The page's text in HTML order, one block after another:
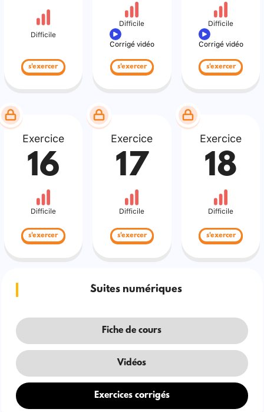
Difficile
s'exercer
Difficile
Corrigé vidéo
s'exercer
Difficile
Corrigé vidéo
s'exercer
Exercice
16
Difficile
s'exercer
Exercice
17
Difficile
s'exercer
Exercice
18
Difficile
s'exercer
Suites numériques
Fiche de cours
Vidéos
Exercices corrigés